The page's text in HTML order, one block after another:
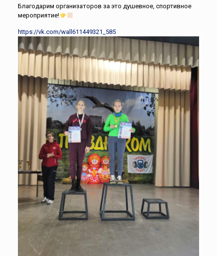
Благодарим организаторов за это душевное, спортивное
мероприятие!
https://vk.com/wall611449321_585